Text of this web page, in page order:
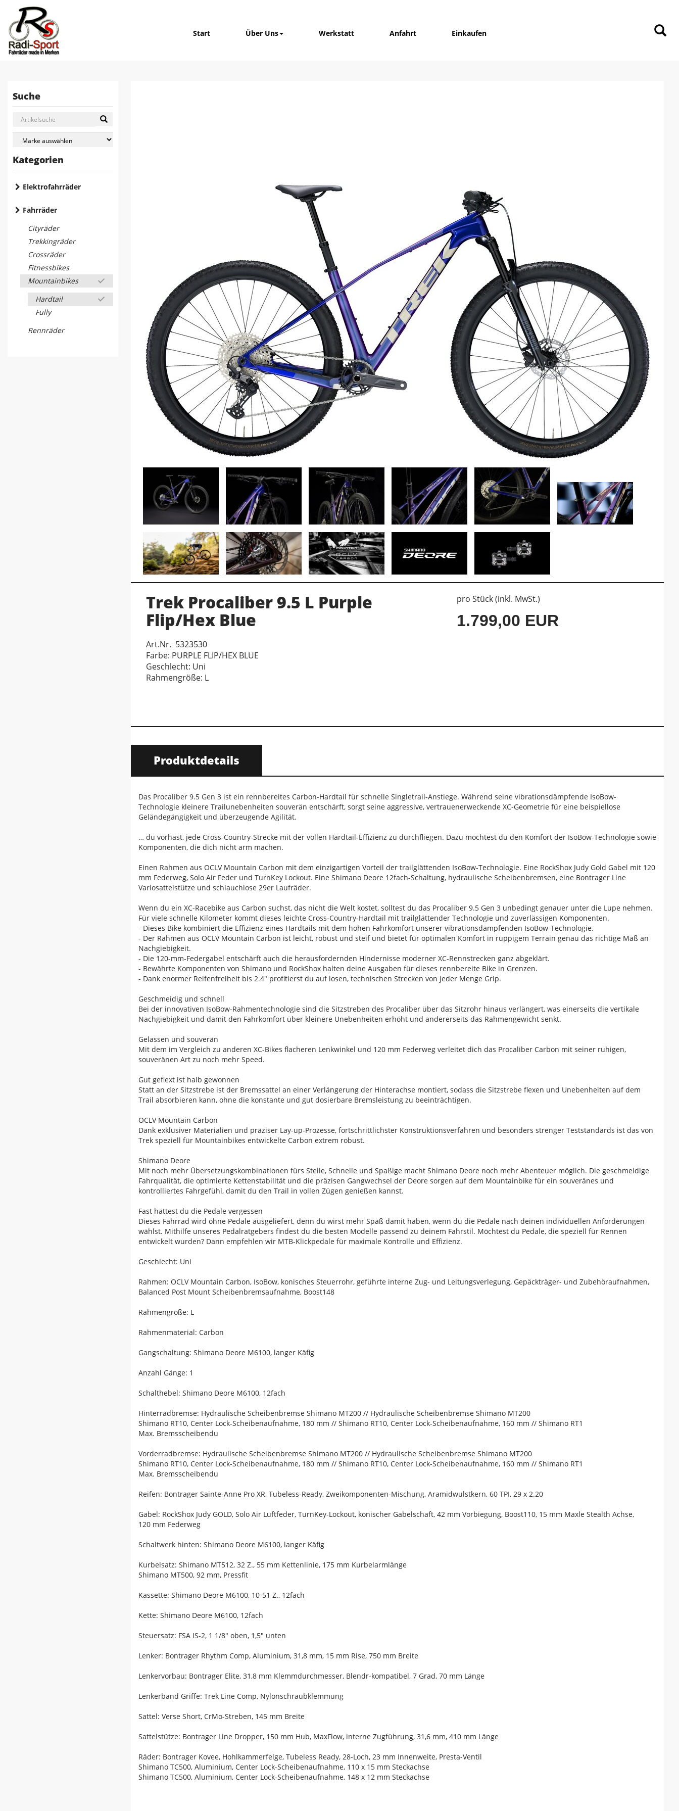
Start Über Uns Werkstatt Anfahrt Einkaufen
Suche
Kategorien
Elektrofahrräder
Fahrräder
Cityräder
Trekkingräder
Crossräder
Fitnessbikes
Mountainbikes
Hardtail
Fully
Rennräder
Trek Procaliber 9.5 L Purple
Flip/Hex Blue
Art.Nr. 5323530
Farbe: PURPLE FLIP/HEX BLUE
Geschlecht: Uni
Rahmengröße: L
pro Stück (inkl. MwSt.)
1.799,00 EUR
Produktdetails
Das Procaliber 9.5 Gen 3 ist ein rennbereites Carbon-Hardtail für schnelle Singletrail-Anstiege. Während seine vibrationsdämpfende IsoBow-
Technologie kleinere Trailunebenheiten souverän entschärft, sorgt seine aggressive, vertrauenerweckende XC-Geometrie für eine beispiellose
Geländegängigkeit und überzeugende Agilität.
… du vorhast, jede Cross-Country-Strecke mit der vollen Hardtail-Effizienz zu durchfliegen. Dazu möchtest du den Komfort der IsoBow-Technologie sowie
Komponenten, die dich nicht arm machen.
Einen Rahmen aus OCLV Mountain Carbon mit dem einzigartigen Vorteil der trailglättenden IsoBow-Technologie. Eine RockShox Judy Gold Gabel mit 120
mm Federweg, Solo Air Feder und TurnKey Lockout. Eine Shimano Deore 12fach-Schaltung, hydraulische Scheibenbremsen, eine Bontrager Line
Variosattelstütze und schlauchlose 29er Laufräder.
Wenn du ein XC-Racebike aus Carbon suchst, das nicht die Welt kostet, solltest du das Procaliber 9.5 Gen 3 unbedingt genauer unter die Lupe nehmen.
Für viele schnelle Kilometer kommt dieses leichte Cross-Country-Hardtail mit trailglättender Technologie und zuverlässigen Komponenten.
- Dieses Bike kombiniert die Effizienz eines Hardtails mit dem hohen Fahrkomfort unserer vibrationsdämpfenden IsoBow-Technologie.
- Der Rahmen aus OCLV Mountain Carbon ist leicht, robust und steif und bietet für optimalen Komfort in ruppigem Terrain genau das richtige Maß an
Nachgiebigkeit.
- Die 120-mm-Federgabel entschärft auch die herausfordernden Hindernisse moderner XC-Rennstrecken ganz abgeklärt.
- Bewährte Komponenten von Shimano und RockShox halten deine Ausgaben für dieses rennbereite Bike in Grenzen.
- Dank enormer Reifenfreiheit bis 2.4" profitierst du auf losen, technischen Strecken von jeder Menge Grip.
Geschmeidig und schnell
Bei der innovativen IsoBow-Rahmentechnologie sind die Sitzstreben des Procaliber über das Sitzrohr hinaus verlängert, was einerseits die vertikale
Nachgiebigkeit und damit den Fahrkomfort über kleinere Unebenheiten erhöht und andererseits das Rahmengewicht senkt.
Gelassen und souverän
Mit dem im Vergleich zu anderen XC-Bikes flacheren Lenkwinkel und 120 mm Federweg verleitet dich das Procaliber Carbon mit seiner ruhigen,
souveränen Art zu noch mehr Speed.
Gut geflext ist halb gewonnen
Statt an der Sitzstrebe ist der Bremssattel an einer Verlängerung der Hinterachse montiert, sodass die Sitzstrebe flexen und Unebenheiten auf dem
Trail absorbieren kann, ohne die konstante und gut dosierbare Bremsleistung zu beeinträchtigen.
OCLV Mountain Carbon
Dank exklusiver Materialien und präziser Lay-up-Prozesse, fortschrittlichster Konstruktionsverfahren und besonders strenger Teststandards ist das von
Trek speziell für Mountainbikes entwickelte Carbon extrem robust.
Shimano Deore
Mit noch mehr Übersetzungskombinationen fürs Steile, Schnelle und Spaßige macht Shimano Deore noch mehr Abenteuer möglich. Die geschmeidige
Fahrqualität, die optimierte Kettenstabilität und die präzisen Gangwechsel der Deore sorgen auf dem Mountainbike für ein souveränes und
kontrolliertes Fahrgefühl, damit du den Trail in vollen Zügen genießen kannst.
Fast hättest du die Pedale vergessen
Dieses Fahrrad wird ohne Pedale ausgeliefert, denn du wirst mehr Spaß damit haben, wenn du die Pedale nach deinen individuellen Anforderungen
wählst. Mithilfe unseres Pedalratgebers findest du die besten Modelle passend zu deinem Fahrstil. Möchtest du Pedale, die speziell für Rennen
entwickelt wurden? Dann empfehlen wir MTB-Klickpedale für maximale Kontrolle und Effizienz.
Geschlecht: Uni
Rahmen: OCLV Mountain Carbon, IsoBow, konisches Steuerrohr, geführte interne Zug- und Leitungsverlegung, Gepäckträger- und Zubehöraufnahmen,
Balanced Post Mount Scheibenbremsaufnahme, Boost148
Rahmengröße: L
Rahmenmaterial: Carbon
Gangschaltung: Shimano Deore M6100, langer Käfig
Anzahl Gänge: 1
Schalthebel: Shimano Deore M6100, 12fach
Hinterradbremse: Hydraulische Scheibenbremse Shimano MT200 // Hydraulische Scheibenbremse Shimano MT200
Shimano RT10, Center Lock-Scheibenaufnahme, 180 mm // Shimano RT10, Center Lock-Scheibenaufnahme, 160 mm // Shimano RT1
Max. Bremsscheibendu
Vorderradbremse: Hydraulische Scheibenbremse Shimano MT200 // Hydraulische Scheibenbremse Shimano MT200
Shimano RT10, Center Lock-Scheibenaufnahme, 180 mm // Shimano RT10, Center Lock-Scheibenaufnahme, 160 mm // Shimano RT1
Max. Bremsscheibendu
Reifen: Bontrager Sainte-Anne Pro XR, Tubeless-Ready, Zweikomponenten-Mischung, Aramidwulstkern, 60 TPI, 29 x 2.20
Gabel: RockShox Judy GOLD, Solo Air Luftfeder, TurnKey-Lockout, konischer Gabelschaft, 42 mm Vorbiegung, Boost110, 15 mm Maxle Stealth Achse,
120 mm Federweg
Schaltwerk hinten: Shimano Deore M6100, langer Käfig
Kurbelsatz: Shimano MT512, 32 Z., 55 mm Kettenlinie, 175 mm Kurbelarmlänge
Shimano MT500, 92 mm, Pressfit
Kassette: Shimano Deore M6100, 10-51 Z., 12fach
Kette: Shimano Deore M6100, 12fach
Steuersatz: FSA IS-2, 1 1/8" oben, 1,5" unten
Lenker: Bontrager Rhythm Comp, Aluminium, 31,8 mm, 15 mm Rise, 750 mm Breite
Lenkervorbau: Bontrager Elite, 31,8 mm Klemmdurchmesser, Blendr-kompatibel, 7 Grad, 70 mm Länge
Lenkerband Griffe: Trek Line Comp, Nylonschraubklemmung
Sattel: Verse Short, CrMo-Streben, 145 mm Breite
Sattelstütze: Bontrager Line Dropper, 150 mm Hub, MaxFlow, interne Zugführung, 31,6 mm, 410 mm Länge
Räder: Bontrager Kovee, Hohlkammerfelge, Tubeless Ready, 28-Loch, 23 mm Innenweite, Presta-Ventil
Shimano TC500, Aluminium, Center Lock-Scheibenaufnahme, 110 x 15 mm Steckachse
Shimano TC500, Aluminium, Center Lock-Scheibenaufnahme, 148 x 12 mm Steckachse